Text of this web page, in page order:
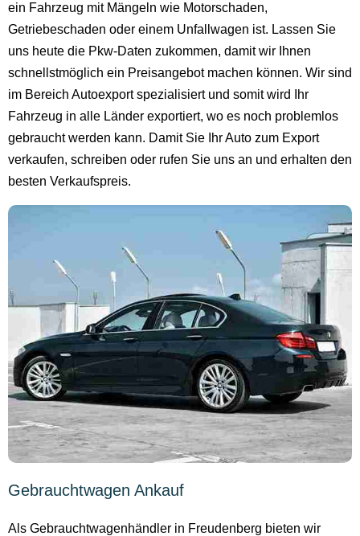
ein Fahrzeug mit Mängeln wie Motorschaden,
Getriebeschaden oder einem Unfallwagen ist. Lassen Sie
uns heute die Pkw-Daten zukommen, damit wir Ihnen
schnellstmöglich ein Preisangebot machen können. Wir sind
im Bereich Autoexport spezialisiert und somit wird Ihr
Fahrzeug in alle Länder exportiert, wo es noch problemlos
gebraucht werden kann. Damit Sie Ihr Auto zum Export
verkaufen, schreiben oder rufen Sie uns an und erhalten den
besten Verkaufspreis.
Gebrauchtwagen Ankauf
Als Gebrauchtwagenhändler in Freudenberg bieten wir